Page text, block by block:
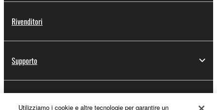
Rivenditori
Supporto
Utilizziamo i cookie e altre tecnologie per garantire un